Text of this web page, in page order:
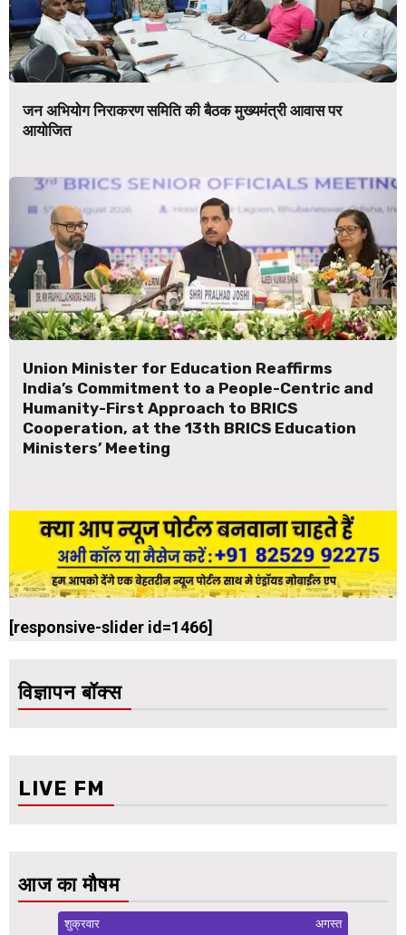
जन अभियोग निराकरण समिति की बैठक मुख्यमंत्री आवास पर
आयोजित
Union Minister for Education Reaffirms
India’s Commitment to a People-Centric and
Humanity-First Approach to BRICS
Cooperation, at the 13th BRICS Education
Ministers’ Meeting
[responsive-slider id=1466]
विज्ञापन बॉक्स
LIVE FM
आज का मौषम
शुक्रवार अगस्त